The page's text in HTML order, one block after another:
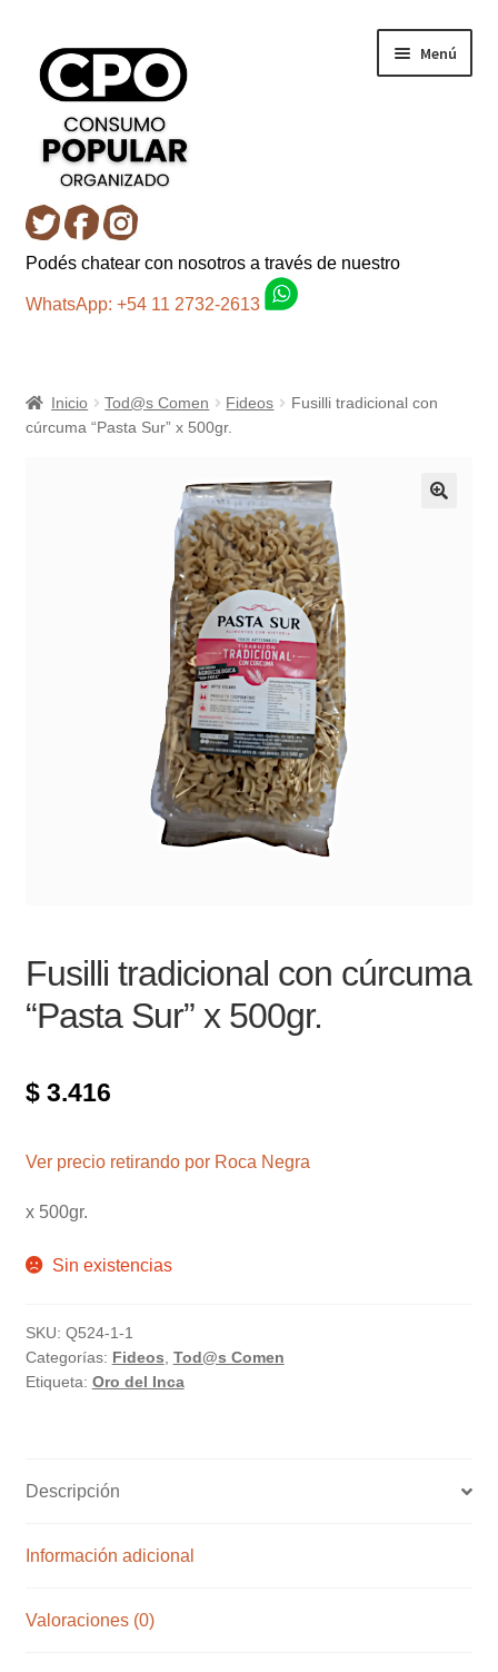
navegación
contenido
Menú
Inicio
Carro
Fondo AC
Preguntas Frecuentes
Retirando en Roca Negra
Sugerencias y consultas
Podés chatear con nosotros a través de nuestro
WhatsApp: +54 11 2732-2613
Inicio Tod@s Comen Fideos
Fusilli tradicional con
cúrcuma “Pasta Sur” x 500gr.
Fusilli tradicional con cúrcuma
“Pasta Sur” x 500gr.
$3.416
Ver precio retirando por Roca Negra
x 500gr.
Sin existencias
SKU: Q524-1-1
Categorías: Fideos, Tod@s Comen
Etiqueta: Oro del Inca
Descripción
Información adicional
Valoraciones (0)